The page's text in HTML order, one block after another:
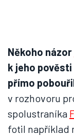
Někoho názor
k jeho
přímo
v rozhovoru
spolustraníka
fotil například